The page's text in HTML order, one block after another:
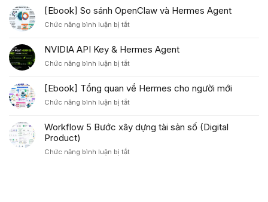
API
Key
&
Agent
[Ebook] So sánh OpenClaw và Hermes Agent
Chức năng bình luận bị tắtở
sánh
OpenClaw
Hermes
Agent
NVIDIA API Key & Hermes Agent
Chức năng bình luận bị tắtở
API
Key
&
Agent
[Ebook] Tổng quan về Hermes cho người mới
Chức năng bình luận bị tắtở
Tổng
quan
Hermes
Workflow 5 Bước xây dựng tài sản số (Digital
Product)
Chức năng bình luận bị tắtở